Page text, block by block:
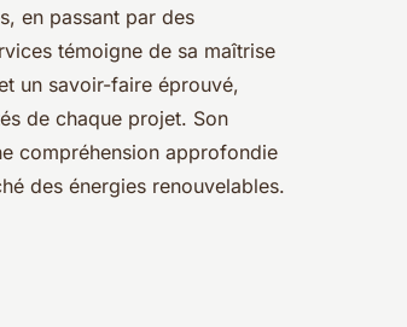
en passant par des
témoigne de sa maîtrise
un savoir-faire éprouvé,
de chaque projet. Son
compréhension approfondie
des énergies renouvelables.